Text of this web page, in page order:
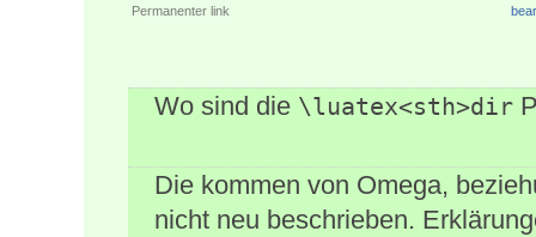
Permanenter link
Wo sind die \luatex<sth>dir
Die kommen von Omega,
nicht neu beschrieben.